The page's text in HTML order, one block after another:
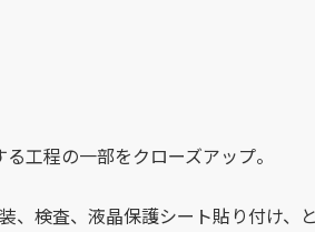
る工程の一部をクローズアップ。
、検査、液晶保護シート貼り付け、